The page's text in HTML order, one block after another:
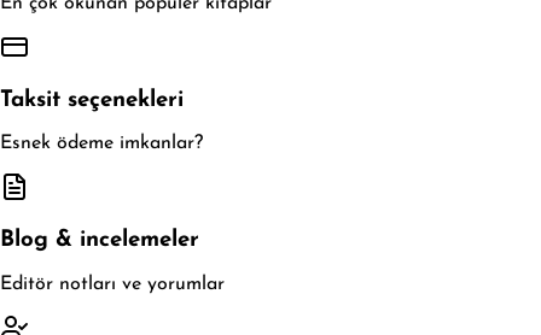
Taksit seçenekleri
Esnek ödeme imkanlar?
Blog & incelemeler
Editör notları ve yorumlar